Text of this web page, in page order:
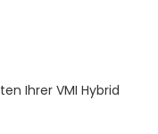
Ihrer VMI Hybrid